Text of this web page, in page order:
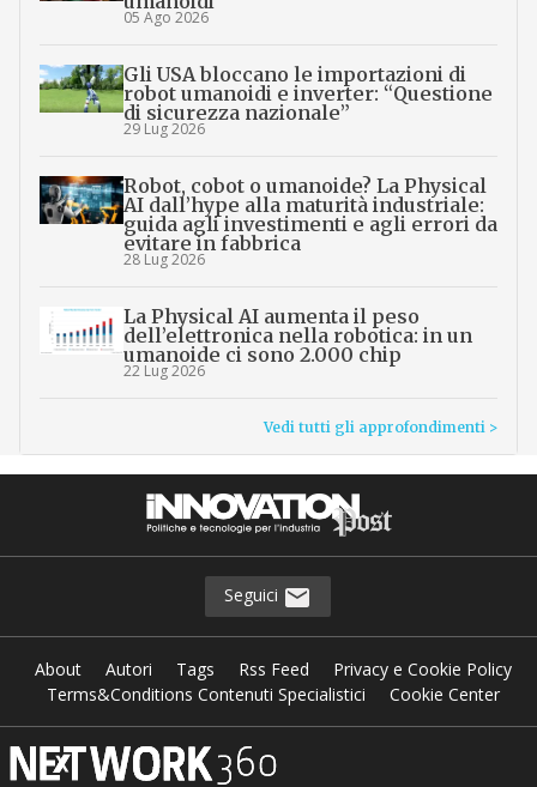
05 Ago 2026
Gli USA bloccano le importazioni di
robot umanoidi e inverter: “Questione
di sicurezza nazionale”
29 Lug 2026
Robot, cobot o umanoide? La Physical
AI dall’hype alla maturità industriale:
guida agli investimenti e agli errori da
evitare in fabbrica
28 Lug 2026
La Physical AI aumenta il peso
dell’elettronica nella robotica: in un
umanoide ci sono 2.000 chip
22 Lug 2026
Vedi tutti gli approfondimenti >
Seguici
About Autori Tags Rss Feed
Privacy e Cookie Policy
Terms&Conditions Contenuti Specialistici
Cookie Center